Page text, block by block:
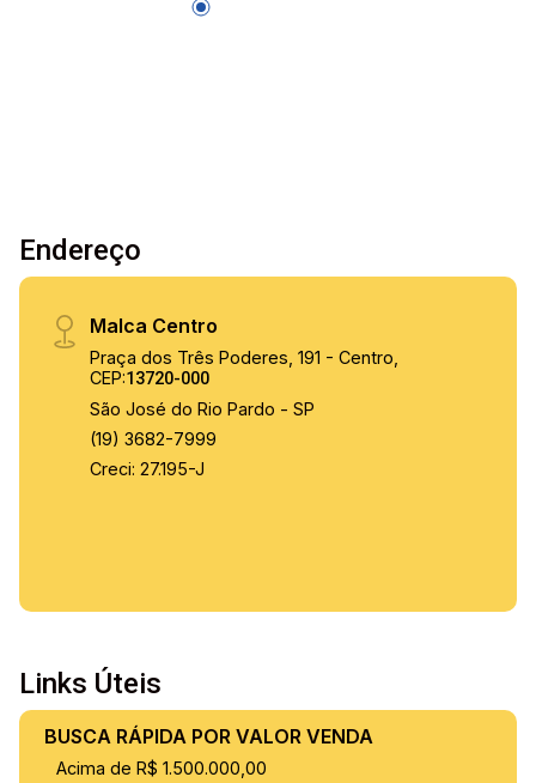
Endereço
Malca Centro
Praça dos Três Poderes, 191 - Centro,
CEP:13720-000
São José do Rio Pardo - SP
(19) 3682-7999
Creci: 27.195-J
Links Úteis
BUSCA RÁPIDA POR VALOR VENDA
Acima de R$ 1.500.000,00